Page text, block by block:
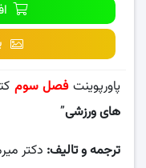
پاورپوینتفصل سوم
های ورزشی”
ترجمه و تالیف: دکتر